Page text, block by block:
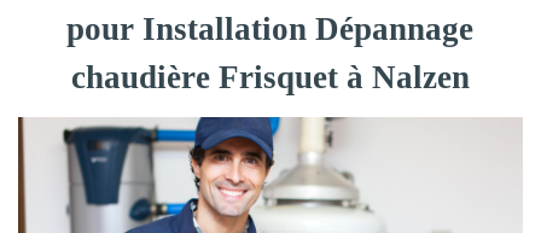
pour Installation Dépannage
chaudière Frisquet à Nalzen